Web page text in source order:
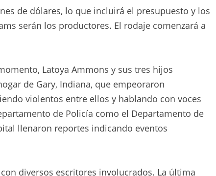
de dólares, lo que incluirá el presupuesto y los
serán los productores. El rodaje comenzará a
Latoya Ammons y sus tres hijos
de Gary, Indiana, que empeoraron
violentos entre ellos y hablando con voces
de Policía como el Departamento de
llenaron reportes indicando eventos
diversos escritores involucrados. La última